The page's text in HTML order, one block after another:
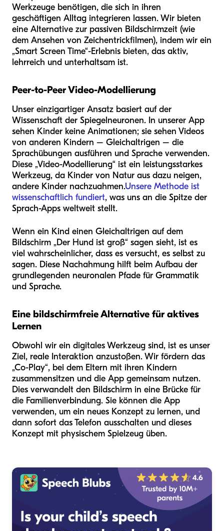
Werkzeuge benötigen, die sich in ihren
geschäftigen Alltag integrieren lassen. Wir bieten
eine Alternative zur passiven Bildschirmzeit (wie
dem Ansehen von Zeichentrickfilmen), indem wir ein
„Smart Screen Time“-Erlebnis bieten, das aktiv,
lehrreich und unterhaltsam ist.
Peer-to-Peer Video-Modellierung
Unser einzigartiger Ansatz basiert auf der
Wissenschaft der Spiegelneuronen. In unserer App
sehen Kinder keine Animationen; sie sehen Videos
von anderen Kindern – Gleichaltrigen – die
Sprachübungen ausführen und Sprache verwenden.
Diese „Video-Modellierung“ ist ein leistungsstarkes
Werkzeug, da Kinder von Natur aus dazu neigen,
andere Kinder nachzuahmen.Unsere Methode ist
wissenschaftlich fundiert, was uns an die Spitze der
Sprach-Apps weltweit stellt.
Wenn ein Kind einen Gleichaltrigen auf dem
Bildschirm „Der Hund ist groß“ sagen sieht, ist es
viel wahrscheinlicher, dass es versucht, es selbst zu
sagen. Diese Nachahmung hilft beim Aufbau der
grundlegenden neuronalen Pfade für Grammatik
und Sprache.
Eine bildschirmfreie Alternative für aktives
Lernen
Obwohl wir ein digitales Werkzeug sind, ist es unser
Ziel, reale Interaktion anzustoßen. Wir fördern das
„Co-Play“, bei dem Eltern mit ihren Kindern
zusammensitzen und die App gemeinsam nutzen.
Dies verwandelt den Bildschirm in eine Brücke für
die Familienverbindung. Sie können die App
verwenden, um ein neues Konzept zu lernen, und
dann sofort das Telefon ausschalten und dieses
Konzept mit physischem Spielzeug üben.